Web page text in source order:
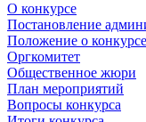
О конкурсе
Постановление
Положение о конкурсе
Оргкомитет
Общественное жюри
План мероприятий
Вопросы конкурса